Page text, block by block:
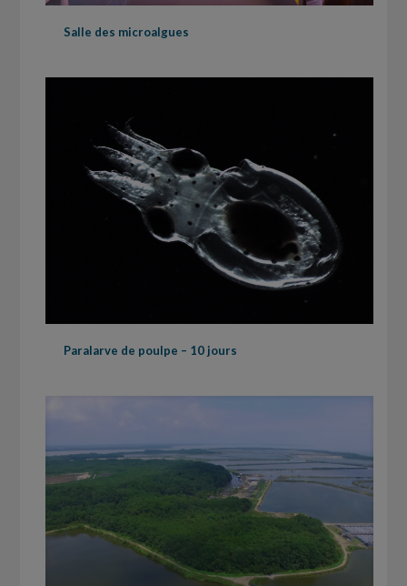
Salle des microalgues
Paralarve de poulpe – 10 jours